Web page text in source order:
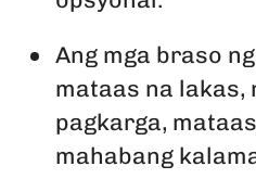
Ang mga braso
mataas na lakas,
pagkarga,
mahabang